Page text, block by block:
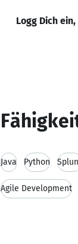
Logg Dich
Java Python
Agile Development